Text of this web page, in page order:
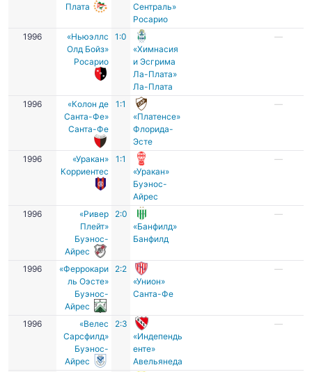
Плата
Сентраль»
Росарио
1996
«Ньюэллс
Олд Бойз»
Росарио
1:0
«Химнасия
и Эсгрима
Ла-Плата»
Ла-Плата
—
1996
«Колон де
Санта-Фе»
Санта-Фе
1:1
«Платенсе»
Флорида-
Эсте
—
1996
«Уракан»
Корриентес
1:1
«Уракан»
Буэнос-
Айрес
—
1996
«Ривер
Плейт»
Буэнос-
Айрес
2:0
«Банфилд»
Банфилд
—
1996
«Феррокари
ль Оэсте»
Буэнос-
Айрес
2:2
«Унион»
Санта-Фе
—
1996
«Велес
Сарсфилд»
Буэнос-
Айрес
2:3
«Индепендь
енте»
Авельянеда
—